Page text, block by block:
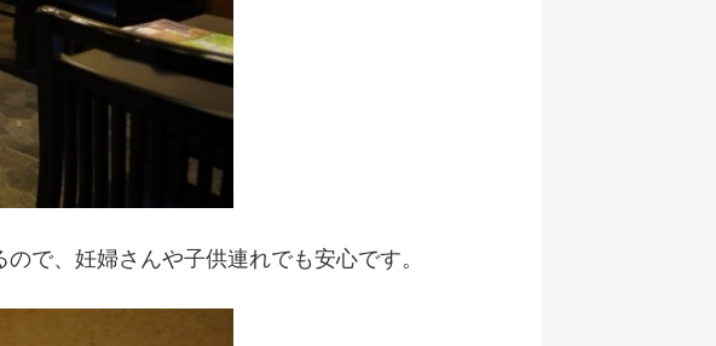
で、妊婦さんや子供連れでも安心です。